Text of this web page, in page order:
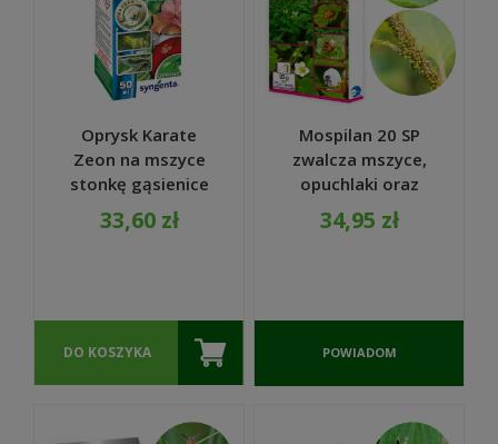
Oprysk Karate
Zeon na mszyce
stonkę gąsienice
050 CS 50ml -
Agrecol
33,60 zł
DO KOSZYKA
Mospilan 20 SP
zwalcza mszyce,
opuchlaki oraz
stonkę
ziemniaczaną 20 g
34,95 zł
POWIADOM
DOSTĘPNOŚCI